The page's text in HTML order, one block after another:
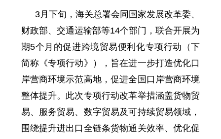
3月下旬，海关总署会同国家发展改革委、
财政部、交通运输部等14个部门，联合开展为
期5个月的促进跨境贸易便利化专项行动（下
简称《专项行动》），旨在进一步打造优化口
岸营商环境示范高地，促进全国口岸营商环境
整体提升。此次专项行动改革举措涵盖货物贸
易、服务贸易、数字贸易及可持续贸易领域，
围绕提升进出口全链条货物通关效率、优化促